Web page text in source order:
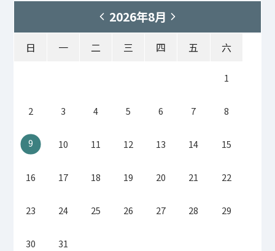
2026年8月
日 一 二 三 四 五 六
1
2 3 4 5 6 7 8
9 10 11 12 13 14 15
16 17 18 19 20 21 22
23 24 25 26 27 28 29
30 31